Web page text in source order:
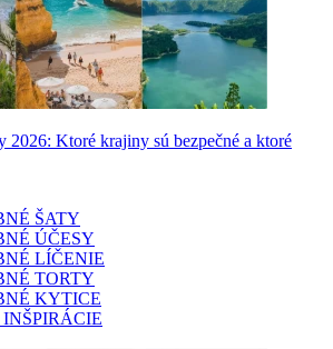
2026: Ktoré krajiny sú bezpečné a ktoré
ŠATY
ÚČESY
LÍČENIE
TORTY
KYTICE